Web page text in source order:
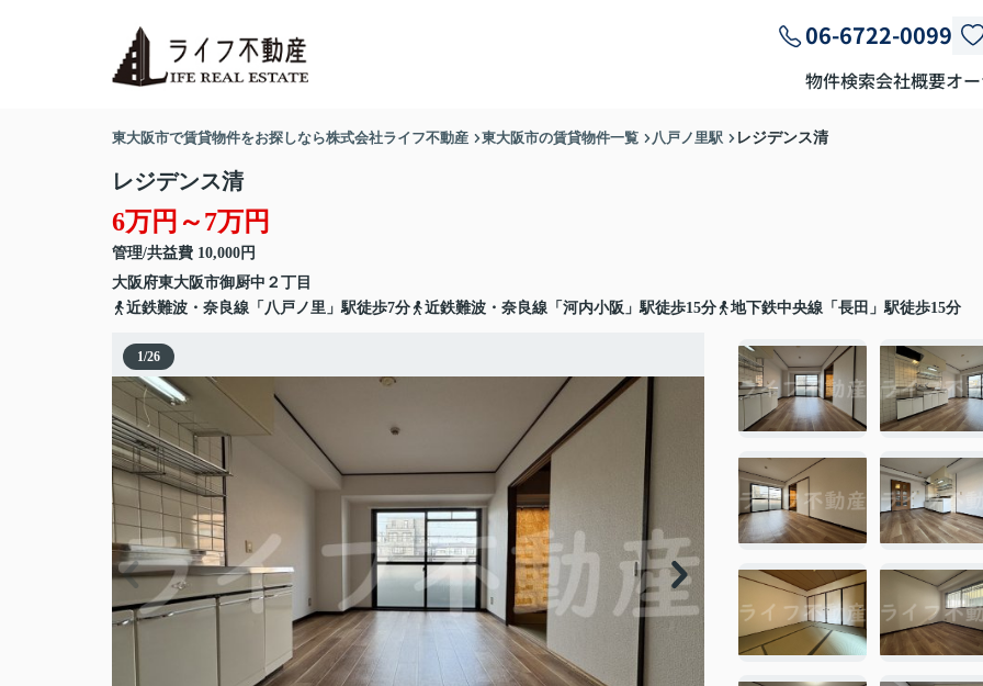
06-6722-0099
物件検索会社概要オ
東大阪市で賃貸物件をお探しなら株式会社ライフ不動産 東大阪市の賃貸物件一覧 八戸ノ里駅 レジデンス清
レジデンス清
6万円～7万円
管理/共益費 10,000円
大阪府東大阪市御厨中 ２丁目
近鉄難波・奈良線「八戸ノ里」駅徒歩7分
近鉄難波・奈良線「河内小阪」駅徒歩15分 地下鉄中央線「長田」駅徒歩15分
1/26